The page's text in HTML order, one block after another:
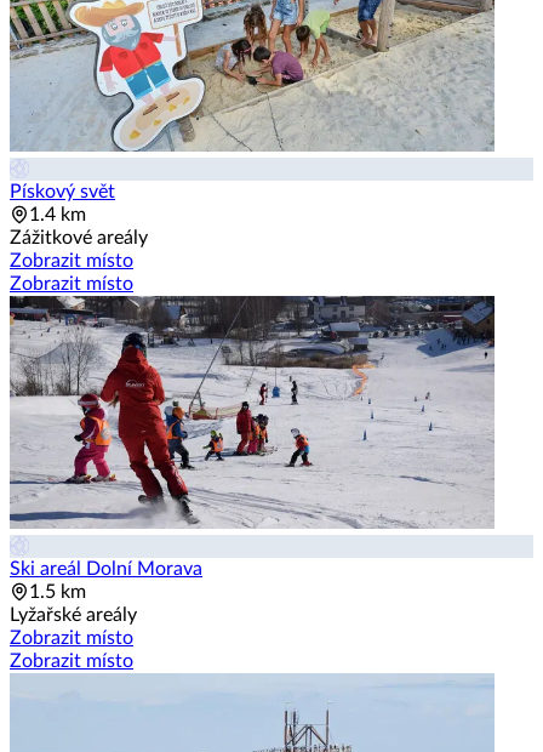
Pískový svět
1.4 km
Zážitkové areály
Zobrazit místo
Zobrazit místo
Ski areál Dolní Morava
1.5 km
Lyžařské areály
Zobrazit místo
Zobrazit místo